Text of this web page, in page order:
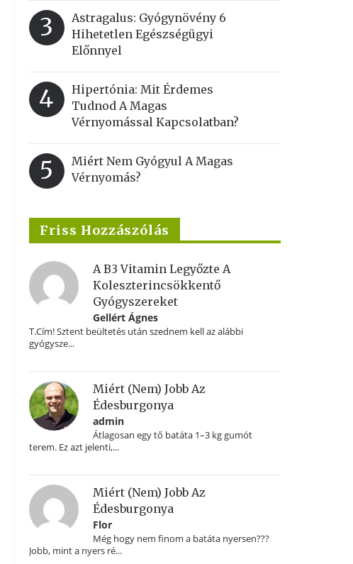
3
Astragalus: Gyógynövény 6
Hihetetlen Egészségügyi
Előnnyel
4
Hipertónia: Mit Érdemes
Tudnod A Magas
Vérnyomással Kapcsolatban?
5
Miért Nem Gyógyul A Magas
Vérnyomás?
Friss Hozzászólás
A B3 Vitamin Legyőzte A
Koleszterincsökkentő
Gyógyszereket
Gellért Ágnes
T.Cím! Sztent beültetés után szednem kell az alábbi
gyógysze...
Miért (nem) Jobb Az
Édesburgonya
admin
Átlagosan egy tő batáta 1–3 kg gumót
terem. Ez azt jelenti,...
Miért (nem) Jobb Az
Édesburgonya
Flor
Még hogy nem finom a batáta nyersen???
Jobb, mint a nyers ré...